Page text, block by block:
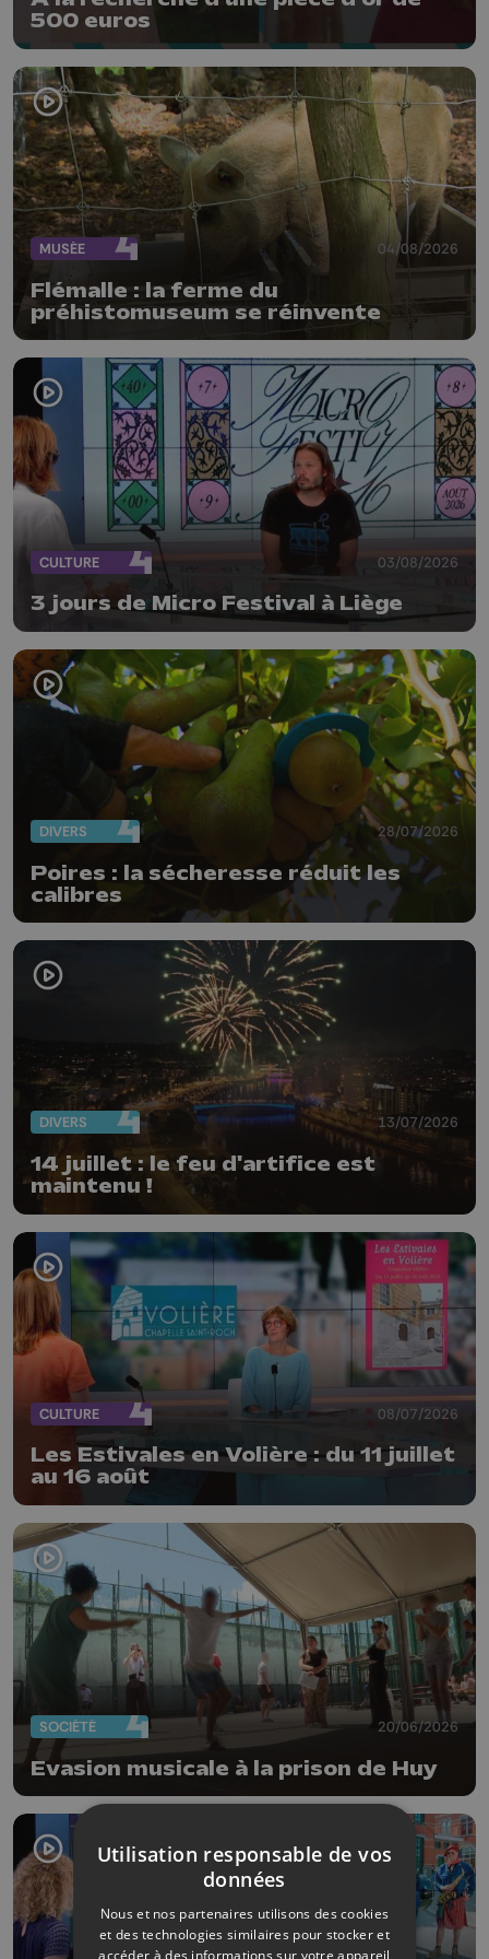
500 euros
MUSÉE 04/08/2026
Flémalle : la ferme du
préhistomuseum se réinvente
CULTURE 03/08/2026
3 jours de Micro Festival à Liège
DIVERS 28/07/2026
Poires : la sécheresse réduit les
calibres
DIVERS 13/07/2026
14 juillet : le feu d'artifice est
maintenu !
CULTURE 08/07/2026
Les Estivales en Volière : du 11 juillet
au 16 août
SOCIÉTÉ 20/06/2026
Evasion musicale à la prison de Huy
Utilisation responsable de vos
données
Nous et nos partenaires utilisons des cookies
et des technologies similaires pour stocker et
accéder à des informations sur votre appareil